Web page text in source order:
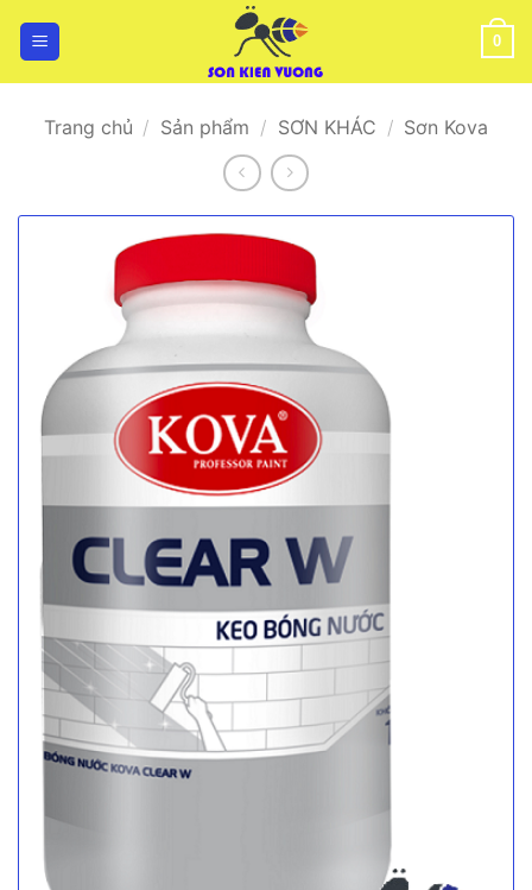
0
Trang chủ / Sản phẩm / SƠN KHÁC / Sơn Kova